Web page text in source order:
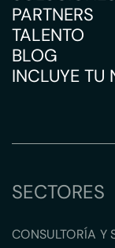
PARTNERS
TALENTO
BLOG
INCLUYE TU
SECTORES
CONSULTORÍA Y